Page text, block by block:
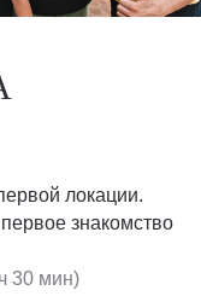
локации.
знакомство
30 мин)